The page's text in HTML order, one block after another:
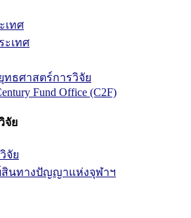
เทศ
ะเทศ
ธศาสตร์การวิจัย
Fund Office (C2F)
จัย
จัย
นทางปัญญาแห่งจุฬาฯ